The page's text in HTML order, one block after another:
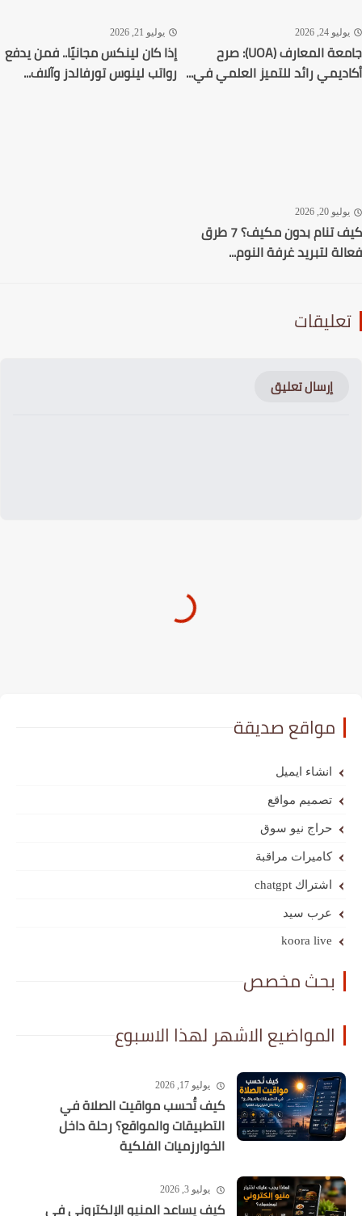
24, 2026
جامعة المعارف (UOA): صرح
رائد للتميز العلمي في...
يوليو 21, 2026
إذا كان لينكس مجانيًا.. فمن يدفع
رواتب لينوس تورفالدز وآلاف...
20, 2026
كيف تنام بدون مكيف؟ 7 طرق
لتبريد غرفة النوم...
إرسال تعليق
مواقع صديقة
انشاء ايميل
تصميم مواقع
حراج نيو سوق
كاميرات مراقبة
اشتراك chatgpt
عرب سيد
koora live
بحث مخصص
المواضيع الاشهر لهذا الاسبوع
يوليو 17, 2026
كيف تُحسب مواقيت الصلاة في
التطبيقات والمواقع؟ رحلة داخل
الخوارزميات الفلكية
يوليو 3, 2026
كيف يساعد المنيو الإلكتروني في